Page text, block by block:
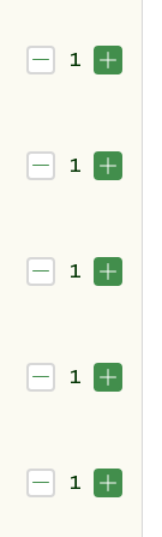
1
1
1
1
1